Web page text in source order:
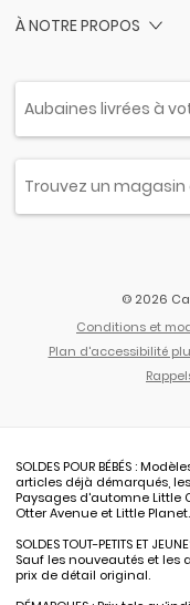
À NOTRE PROPOS
© 2026
Conditions et
Plan d'accessibilité
SOLDES POUR BÉBÉS :
articles déjà démarqués,
Paysages d'automne Little
Otter Avenue et Little
SOLDES TOUT-PETITS ET
Sauf les nouveautés et les
prix de détail original.